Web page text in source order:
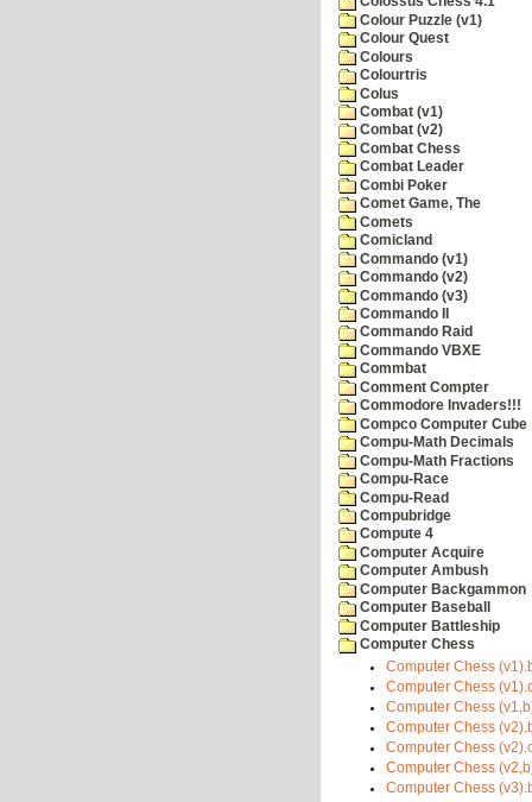
Colour Puzzle (v1)
Colour Quest
Colours
Colourtris
Colus
Combat (v1)
Combat (v2)
Combat Chess
Combat Leader
Combi Poker
Comet Game, The
Comets
Comicland
Commando (v1)
Commando (v2)
Commando (v3)
Commando II
Commando Raid
Commando VBXE
Commbat
Comment Compter
Commodore Invaders!!!
Compco Computer Cube
Compu-Math Decimals
Compu-Math Fractions
Compu-Race
Compu-Read
Compubridge
Compute 4
Computer Acquire
Computer Ambush
Computer Backgammon
Computer Baseball
Computer Battleship
Computer Chess
Computer Chess
Computer Chess
Computer Chess
Computer Chess
Computer Chess
Computer Chess
Computer Chess